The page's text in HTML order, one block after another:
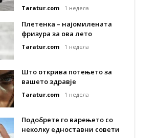
Taratur.com 1 недела
Плетенка – најомилената
фризура за ова лето
Taratur.com 1 недела
Што открива потењето за
вашето здравје
Taratur.com 1 недела
Подобрете го варењето со
неколку едноставни совети